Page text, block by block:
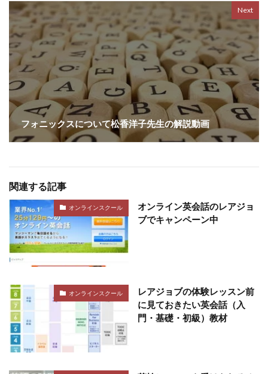
Next
フォニックスについて松香洋子先生の解説動画
関連する記事
オンラインスクール
オンライン英会話のレアジョ
ブでキャンペーン中
オンラインスクール
レアジョブの体験レッスン前
に見ておきたい英会話（入
門・基礎・初級）教材